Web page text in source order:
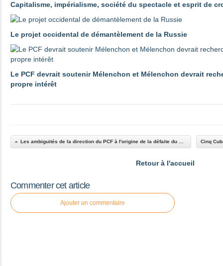
Capitalisme, impérialisme, société du spectacle et esprit de
Le projet occidental de démantèlement de la Russie
Le PCF devrait soutenir Mélenchon et Mélenchon devrait
propre intérêt
Retour à l'accueil
Commenter cet article
Ajouter un commentaire